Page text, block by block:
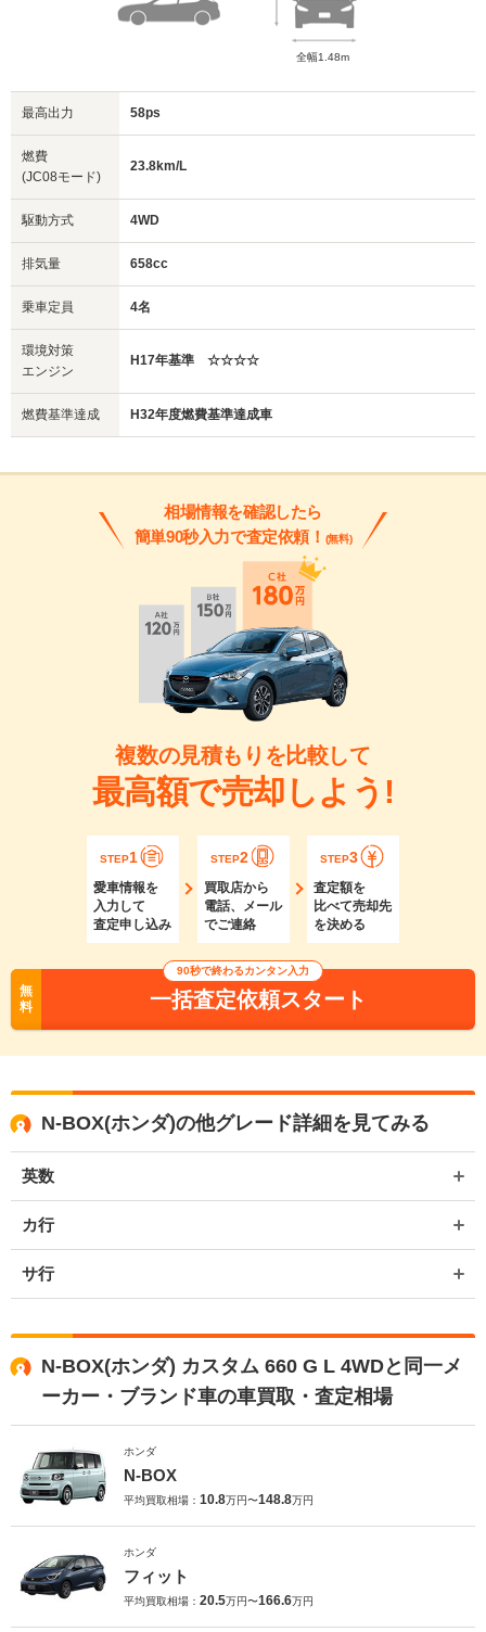
全幅1.48m
最高出力 58ps
燃費
(JC08モード)
23.8km/L
駆動方式 4WD
排気量 658cc
乗車定員 4名
環境対策
エンジン
H17年基準 ☆☆☆☆
燃費基準達成 H32年度燃費基準達成車
相場情報を確認したら
簡単90秒入力で査定依頼！ (無料)
複数の見積もりを比較して
最高額で売却しよう!
STEP1
愛車情報を
入力して
査定申し込み
STEP2
買取店から
電話、メール
でご連絡
STEP3
査定額を
比べて売却先
を決める
無
料
90秒で終わるカンタン入力
一括査定依頼スタート
N-BOX(ホンダ)の他グレード詳細を見てみる
英数
カ行
サ行
N-BOX(ホンダ) カスタム 660 G L 4WDと同一メ
ーカー・ブランド車の車買取・査定相場
ホンダ
N-BOX
平均買取相場： 10.8万円〜148.8万円
ホンダ
フィット
平均買取相場： 20.5万円〜166.6万円